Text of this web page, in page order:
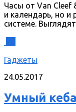
Часы от Van Cleef
и календарь, но и
системе. Выглядят...
Гаджеты
24.05.2017
Умный